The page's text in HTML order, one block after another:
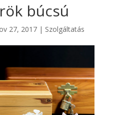
búcsú
27, 2017| Szolgáltatás